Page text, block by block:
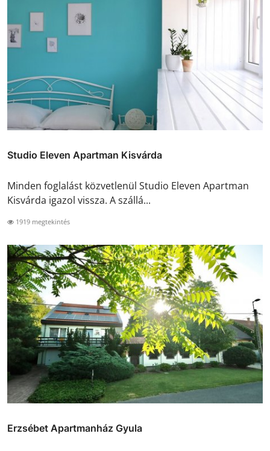
Studio Eleven Apartman Kisvárda
Minden foglalást közvetlenül Studio Eleven Apartman
Kisvárda igazol vissza. A szállá...
1919 megtekintés
Erzsébet Apartmanház Gyula